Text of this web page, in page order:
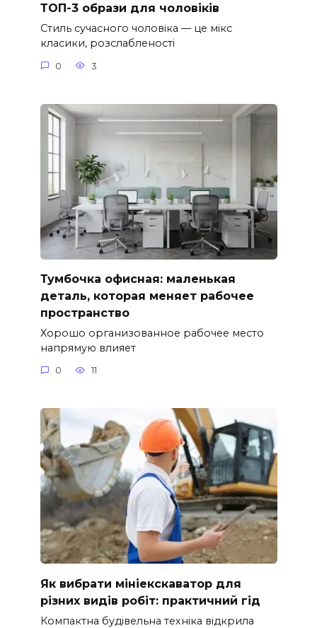
ТОП-3 образи для чоловіків
Стиль сучасного чоловіка — це мікс
класики, розслабленості
0 3
Тумбочка офисная: маленькая
деталь, которая меняет рабочее
пространство
Хорошо организованное рабочее место
напрямую влияет
0 11
Як вибрати мініекскаватор для
різних видів робіт: практичний гід
Компактна будівельна техніка відкрила